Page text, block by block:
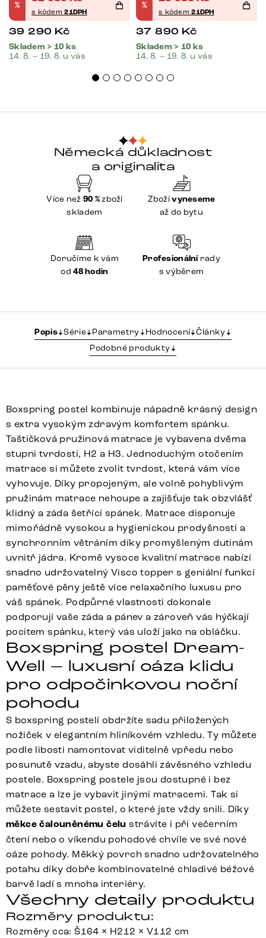
%
s kódem21DPH
39 290 Kč
Skladem > 10 ks
14. 8. – 19. 8. u vás
%
s kódem21DPH
37 890 Kč
Skladem > 10 ks
14. 8. – 19. 8. u vás
Německá důkladnost
a originalita
Více než 90 %zboží
skladem
Zbožívyneseme
až do bytu
Doručíme k vám
od48 hodin
Profesionálnírady
s výběrem
Popis Série Parametry Hodnocení Články
Podobné produkty
Boxspring postel kombinuje nápadně krásný design
s extra vysokým zdravým komfortem spánku.
Taštičková pružinová matrace je vybavena dvěma
stupni tvrdosti, H2 a H3. Jednoduchým otočením
matrace si můžete zvolit tvrdost, která vám více
vyhovuje. Díky propojeným, ale volně pohyblivým
pružinám matrace nehoupe a zajišťuje tak obzvlášť
klidný a záda šetřící spánek. Matrace disponuje
mimořádně vysokou a hygienickou prodyšností a
synchronním větráním díky promyšleným dutinám
uvnitř jádra. Kromě vysoce kvalitní matrace nabízí
snadno udržovatelný Visco topper s geniální funkcí
paměťové pěny ještě více relaxačního luxusu pro
váš spánek. Podpůrné vlastnosti dokonale
podporují vaše záda a pánev a zároveň vás hýčkají
pocitem spánku, který vás uloží jako na obláčku.
Boxspring postel Dream-
Well – luxusní oáza klidu
pro odpočinkovou noční
pohodu
S boxspring postelí obdržíte sadu přiložených
nožiček v elegantním hliníkovém vzhledu. Ty můžete
podle libosti namontovat viditelně vpředu nebo
posunutě vzadu, abyste dosáhli závěsného vzhledu
postele. Boxspring postele jsou dostupné i bez
matrace a lze je vybavit jinými matracemi. Tak si
můžete sestavit postel, o které jste vždy snili. Díky
měkce čalouněnému čelu strávíte i při večerním
čtení nebo o víkendu pohodové chvíle ve své nové
oáze pohody. Měkký povrch snadno udržovatelného
potahu díky dobře kombinovatelné chladivé béžové
barvě ladí s mnoha interiéry.
Všechny detaily produktu
Rozměry produktu:
Rozměry cca: Š164 × H212 × V112 cm